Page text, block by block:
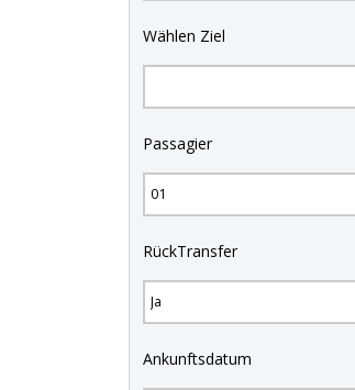
Wählen Ziel
Passagier
RückTransfer
Ankunftsdatum